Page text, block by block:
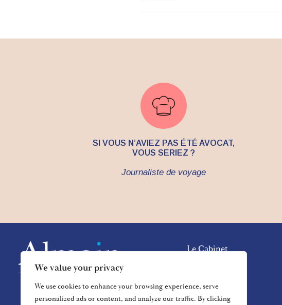
We value your privacy
We use cookies to enhance your browsing experience, serve
personalized ads or content, and analyze our traffic. By clicking
SI VOUS N’AVIEZ PAS ÉTÉ AVOCAT,
VOUS SERIEZ ?
Journaliste de voyage
Le Cabinet
L’Équipe